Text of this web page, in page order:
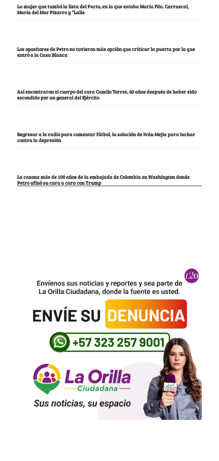
La mujer que tumbó la lista del Pacto, en la que estaba María Fda. Carrascal,
María del Mar Pizarro y “Lalis
Los opositores de Petro no tuvieron más opción que criticar la puerta por la que
entró a la Casa Blanca
Así encontraron el cuerpo del cura Camilo Torres, 60 años después de haber sido
escondido por un general del Ejército
Regresar a la radio para comentar fútbol, la solución de Iván Mejía para luchar
contra la depresión
La casona más de 100 años de la embajada de Colombia en Washington donde
Petro afinó su cara a cara con Trump